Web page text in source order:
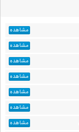
مشاهده
مشاهده
مشاهده
مشاهده
مشاهده
مشاهده
مشاهده